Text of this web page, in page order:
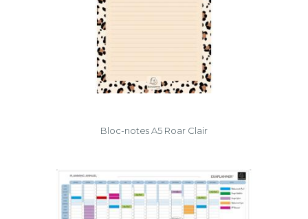
Bloc-notes A5 Roar Clair